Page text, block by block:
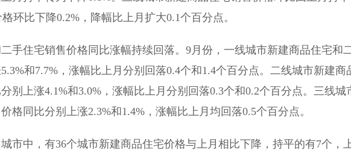
环比下降0.2%，降幅比上月扩大0.1个百分点。
手住宅销售价格同比涨幅持续回落。9月份，一线城市新建商品住宅和
和7.7%，涨幅比上月分别回落0.4个和1.4个百分点。二线城市新建商
别上涨4.1%和3.0%，涨幅比上月分别回落0.3个和0.2个百分点。三线城
格同比分别上涨2.3%和1.4%，涨幅比上月均回落0.5个百分点。
市中，有36个城市新建商品住宅价格与上月相比下降，持平的有7个，